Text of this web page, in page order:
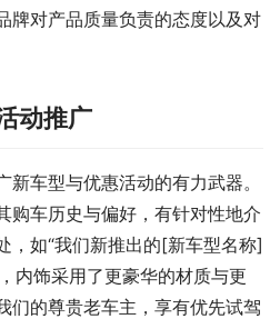
牌对产品质量负责的态度以及对
动推广
车型与优惠活动的有力武器。
购车历史与偏好，有针对性地介
，如“我们新推出的[新车型名称]
内饰采用了更豪华的材质与更
们的尊贵老车主，享有优先试驾